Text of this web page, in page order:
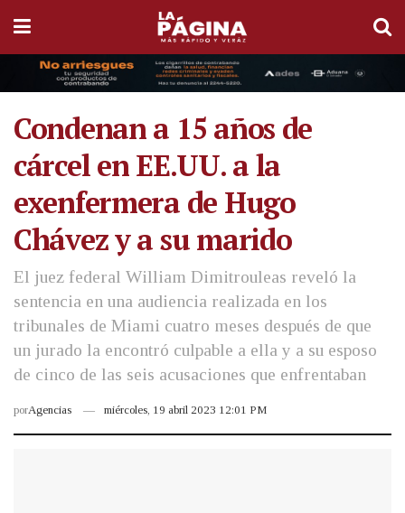
Condenan a 15 años de
cárcel en EE.UU. a la
exenfermera de Hugo
Chávez y a su marido
El juez federal William Dimitrouleas reveló la
sentencia en una audiencia realizada en los
tribunales de Miami cuatro meses después de que
un jurado la encontró culpable a ella y a su esposo
de cinco de las seis acusaciones que enfrentaban
porAgencias miércoles, 19 abril 2023 12:01 PM